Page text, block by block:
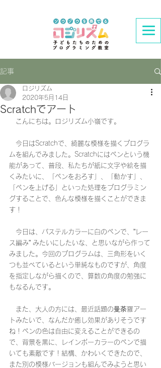
記事
Scratchでアート
ロジリズム
2020年5月14日
こんにちは。ロジリズム小嶺です。
今日はScratchで、綺麗な模様を描くプログラ
ムを組んでみました。Scratchにはペンという機
能があって、普段、私たちが紙に文字や絵を描
くみたいに、「ペンをおろす」、「動かす」、
「ペンを上げる」といった処理をプログラミン
グすることで、色んな模様を描くことができま
す！
今日は、パステルカラーに白のペンで、”レー
ス編み” みたいにしたいな、と思いながら作って
みました。今回のプログラムは、三角形をいく
つも並べているという単純なものですが、角度
を指定しながら描くので、算数の角度の勉強に
もなるんです。
また、大人の方には、最近話題の曼荼羅アー
トみたいで、なんだか癒し効果がありそうです
ね！ペンの色は自由に変えることができるの
で、背景を黒に、レインボーカラーのペンで描
いても素敵です！結構、かわいくできたので、
また別の模様バージョンも組んでみようと思い